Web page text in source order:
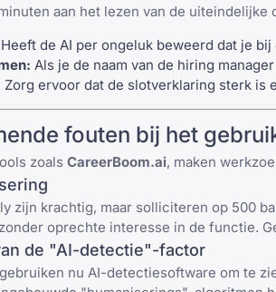
aan het lezen van de uiteindelijke
Heeft de AI per ongeluk beweerd dat je
Als je de naam van de hiring
Zorg ervoor dat de slotverklaring sterk
fouten bij het
zoals CareerBoom.ai, maken
zijn krachtig, maar solliciteren op 500
oprechte interesse in de functie.
de "AI-detectie"-factor
nu AI-detectiesoftware om te